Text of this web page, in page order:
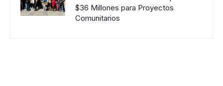
$36 Millones para Proyectos
Comunitarios